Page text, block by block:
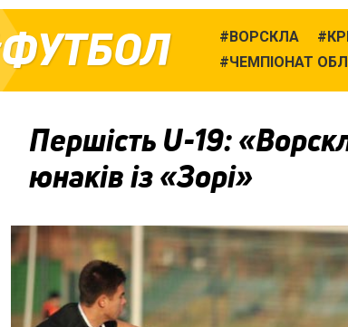
ФУТБОЛ ВОРСКЛА
ЧЕМПІОНАТ
Першість U-19:
юнаків із «Зорі»